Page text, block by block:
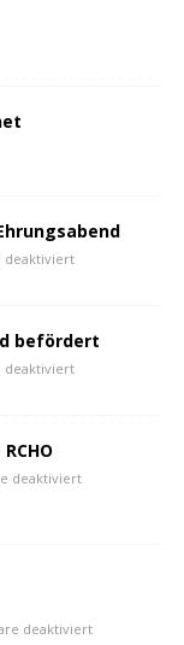
deaktiviert
befördert
deaktiviert
deaktiviert
deaktiviert